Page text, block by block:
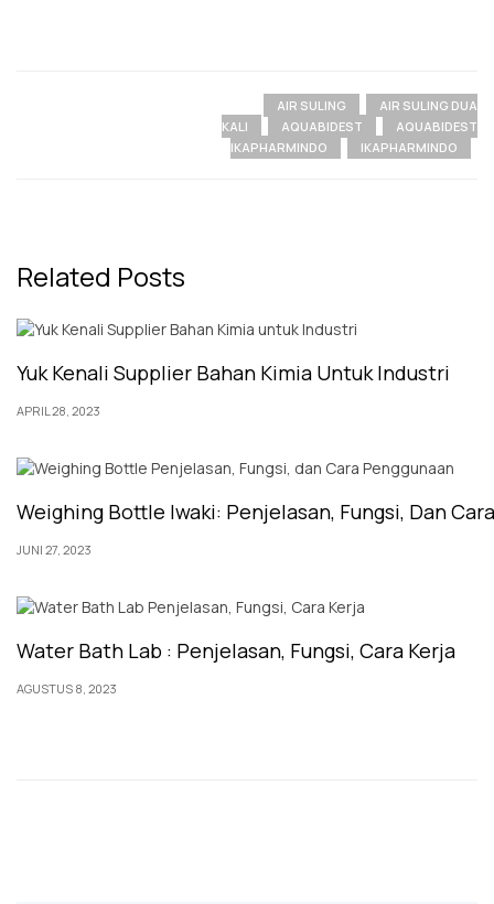
AIR SULING
AIR SULING DUA
KALI
AQUABIDEST
AQUABIDEST
IKAPHARMINDO
IKAPHARMINDO
Related Posts
Yuk Kenali Supplier Bahan Kimia Untuk Industri
APRIL 28, 2023
Weighing Bottle Iwaki: Penjelasan, Fungsi, Dan
JUNI 27, 2023
Water Bath Lab : Penjelasan, Fungsi, Cara Kerja
AGUSTUS 8, 2023